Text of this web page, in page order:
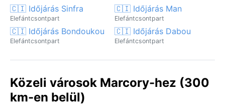
🇨🇮 Időjárás Sinfra
Elefántcsontpart
🇨🇮 Időjárás Man
Elefántcsontpart
🇨🇮 Időjárás Bondoukou
Elefántcsontpart
🇨🇮 Időjárás Dabou
Elefántcsontpart
Közeli városok Marcory-hez (300
km-en belül)